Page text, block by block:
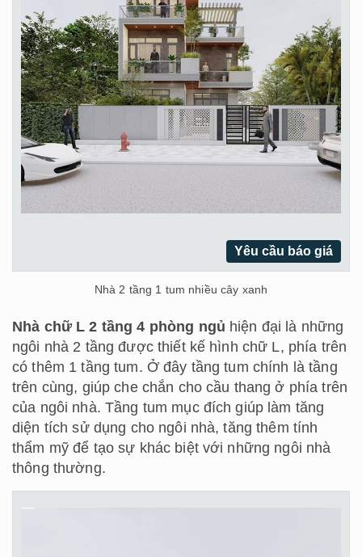
Yêu cầu báo giá
Nhà 2 tầng 1 tum nhiều cây xanh
Nhà chữ L 2 tầng 4 phòng ngủ hiện đại là những
ngôi nhà 2 tầng được thiết kế hình chữ L, phía trên
có thêm 1 tầng tum. Ở đây tầng tum chính là tầng
trên cùng, giúp che chắn cho cầu thang ở phía trên
của ngôi nhà. Tầng tum mục đích giúp làm tăng
diện tích sử dụng cho ngôi nhà, tăng thêm tính
thẩm mỹ để tạo sự khác biệt với những ngôi nhà
thông thường.